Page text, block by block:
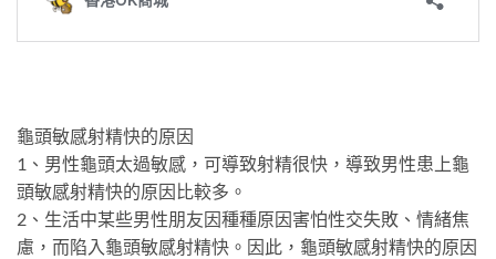
龜頭敏感射精快的原因
1、男性龜頭太過敏感，可導致射精很快，導致男性患上龜
頭敏感射精快的原因比較多。
2、生活中某些男性朋友因種種原因害怕性交失敗、情緒焦
慮，而陷入龜頭敏感射精快。因此，龜頭敏感射精快的原因